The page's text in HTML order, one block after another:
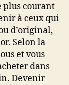
plus courant
à ceux qui
d’original,
Selon la
et vous
dans
Devenir